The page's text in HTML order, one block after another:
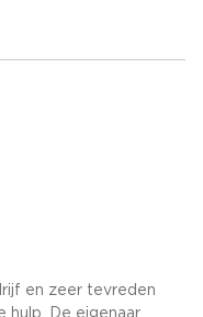
en zeer tevreden
hulp. De eigenaar